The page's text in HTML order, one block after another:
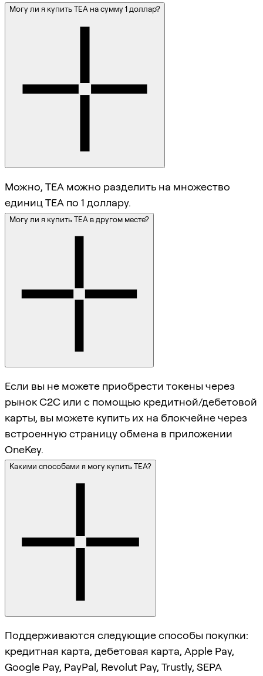
Могу ли я купить TEA на сумму 1 доллар?
Можно, TEA можно разделить на множество
единиц TEA по 1 доллару.
Могу ли я купить TEA в другом месте?
Если вы не можете приобрести токены через
рынок C2C или с помощью кредитной/дебетовой
карты, вы можете купить их на блокчейне через
встроенную страницу обмена в приложении
OneKey.
Какими способами я могу купить TEA?
Поддерживаются следующие способы покупки:
кредитная карта, дебетовая карта, Apple Pay,
Google Pay, PayPal, Revolut Pay, Trustly, SEPA